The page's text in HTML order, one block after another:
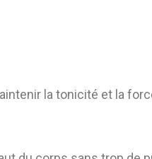
la tonicité et la